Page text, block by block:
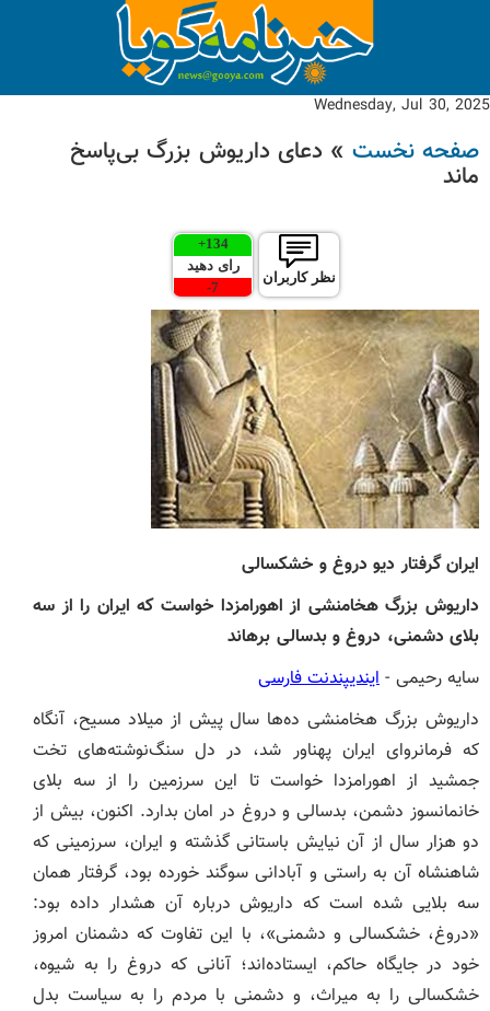
Wednesday, Jul 30, 2025
صفحه نخست » دعای داریوش بزرگ بی‌پاسخ
ماند
نظر کاربران
134
+
رای دهید
7
-
ایران گرفتار دیو دروغ و خشکسالی
داریوش بزرگ هخامنشی از اهورامزدا خواست که ایران را از سه
بلای دشمنی، دروغ و بدسالی برهاند
سایه رحیمی - ایندیپندنت فارسی
داریوش بزرگ هخامنشی ده‌ها سال پیش از میلاد مسیح، آنگاه
که فرمانروای ایران پهناور شد، در دل سنگ‌نوشته‌های تخت
جمشید از اهورامزدا خواست تا این سرزمین را از سه بلای
خانمانسوز دشمن، بدسالی و دروغ در امان بدارد. اکنون، بیش از
دو هزار سال از آن نیایش باستانی گذشته و ایران، سرزمینی که
شاهنشاه آن به راستی و آبادانی سوگند خورده بود، گرفتار همان
سه بلایی‌ شده است که داریوش درباره آن هشدار داده بود:
«دروغ، خشکسالی و دشمنی»، با این تفاوت که دشمنان امروز
خود در جایگاه حاکم، ایستاده‌اند؛ آنانی که دروغ را به شیوه،
خشکسالی را به میراث، و دشمنی با مردم را به سیاست بدل